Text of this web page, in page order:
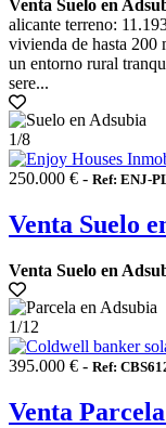
Venta Suelo en
alicante terreno:
vivienda de hasta 200
un entorno rural
sere...
1/8
250.000 € - Ref: ENJ-
Venta Suelo
Venta Suelo en
1/12
395.000 € - Ref:
Venta